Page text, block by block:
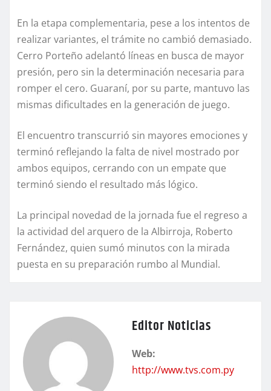
En la etapa complementaria, pese a los intentos de
realizar variantes, el trámite no cambió demasiado.
Cerro Porteño adelantó líneas en busca de mayor
presión, pero sin la determinación necesaria para
romper el cero. Guaraní, por su parte, mantuvo las
mismas dificultades en la generación de juego.
El encuentro transcurrió sin mayores emociones y
terminó reflejando la falta de nivel mostrado por
ambos equipos, cerrando con un empate que
terminó siendo el resultado más lógico.
La principal novedad de la jornada fue el regreso a
la actividad del arquero de la Albirroja, Roberto
Fernández, quien sumó minutos con la mirada
puesta en su preparación rumbo al Mundial.
Editor Noticias
Web:
http://www.tvs.com.py